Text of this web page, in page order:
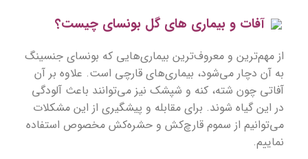
آفات و بیماری های گل بونسای چیست؟
از مهم‌ترین و معروف‌ترین بیماری‌هایی که بونسای جنسینگ
به آن دچار می‌شود، بیماری‌های قارچی است. علاوه بر آن
آفاتی چون شته، کنه و شپشک نیز می‌توانند باعث آلودگی
در این گیاه شوند. برای مقابله و پیشگیری از این مشکلات
می‌توانیم از سموم قارچ‌کش و حشره‌کش مخصوص استفاده
نماییم.